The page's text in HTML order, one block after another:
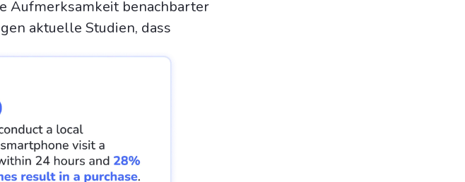
Aufmerksamkeit benachbarter
aktuelle Studien, dass